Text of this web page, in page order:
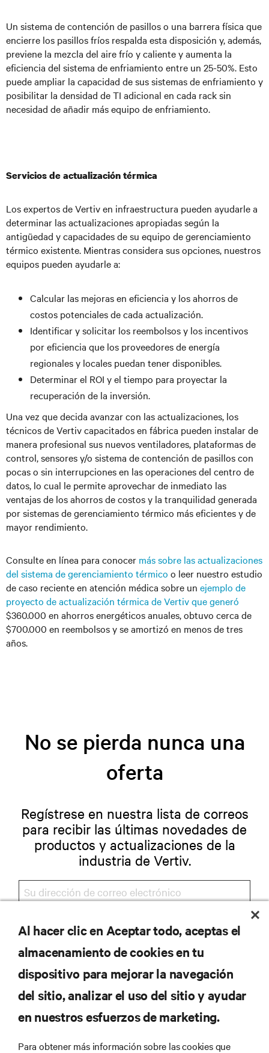
Un sistema de contención de pasillos o una barrera física que
encierre los pasillos fríos respalda esta disposición y, además,
previene la mezcla del aire frío y caliente y aumenta la
eficiencia del sistema de enfriamiento entre un 25-50%. Esto
puede ampliar la capacidad de sus sistemas de enfriamiento y
posibilitar la densidad de TI adicional en cada rack sin
necesidad de añadir más equipo de enfriamiento.
Servicios de actualización térmica
Los expertos de Vertiv en infraestructura pueden ayudarle a
determinar las actualizaciones apropiadas según la
antigüedad y capacidades de su equipo de gerenciamiento
térmico existente. Mientras considera sus opciones, nuestros
equipos pueden ayudarle a:
Calcular las mejoras en eficiencia y los ahorros de
costos potenciales de cada actualización.
Identificar y solicitar los reembolsos y los incentivos
por eficiencia que los proveedores de energía
regionales y locales puedan tener disponibles.
Determinar el ROI y el tiempo para proyectar la
recuperación de la inversión.
Una vez que decida avanzar con las actualizaciones, los
técnicos de Vertiv capacitados en fábrica pueden instalar de
manera profesional sus nuevos ventiladores, plataformas de
control, sensores y/o sistema de contención de pasillos con
pocas o sin interrupciones en las operaciones del centro de
datos, lo cual le permite aprovechar de inmediato las
ventajas de los ahorros de costos y la tranquilidad generada
por sistemas de gerenciamiento térmico más eficientes y de
mayor rendimiento.
Consulte en línea para conocer más sobre las actualizaciones
del sistema de gerenciamiento térmico o leer nuestro estudio
de caso reciente en atención médica sobre un ejemplo de
proyecto de actualización térmica de Vertiv que generó
$360.000 en ahorros energéticos anuales, obtuvo cerca de
$700.000 en reembolsos y se amortizó en menos de tres
años.
No se pierda nunca una
oferta
Regístrese en nuestra lista de correos
para recibir las últimas novedades de
productos y actualizaciones de la
industria de Vertiv.
REGISTRARSE
RECURSOS
Al hacer clic en Aceptar todo, aceptas el
almacenamiento de cookies en tu
dispositivo para mejorar la navegación
del sitio, analizar el uso del sitio y ayudar
en nuestros esfuerzos de marketing.
Para obtener más información sobre las cookies que